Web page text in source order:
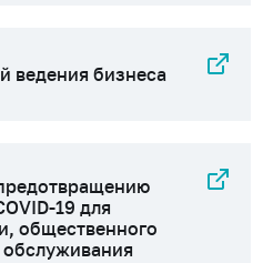
ведения бизнеса
19 для
общественного